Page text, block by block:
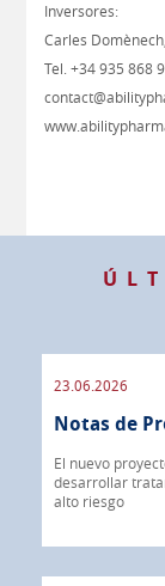
Inversores:
Carles
Tel. +34 935 868
23.06.2026
Notas de
El nuevo
desarrollar
alto riesgo